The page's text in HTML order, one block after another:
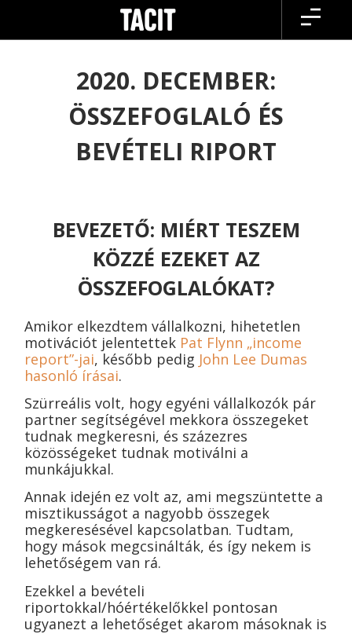
content
2020. DECEMBER:
ÖSSZEFOGLALÓ ÉS
BEVÉTELI RIPORT
BEVEZETŐ: MIÉRT TESZEM
KÖZZÉ EZEKET AZ
ÖSSZEFOGLALÓKAT?
Amikor elkezdtem vállalkozni, hihetetlen
motivációt jelentettek Pat Flynn „income
report”-jai, később pedig John Lee Dumas
hasonló írásai.
Szürreális volt, hogy egyéni vállalkozók pár
partner segítségével mekkora összegeket
tudnak megkeresni, és százezres
közösségeket tudnak motiválni a
munkájukkal.
Annak idején ez volt az, ami megszüntette a
misztikusságot a nagyobb összegek
megkeresésével kapcsolatban. Tudtam,
hogy mások megcsinálták, és így nekem is
lehetőségem van rá.
Ezekkel a bevételi
riportokkal/hóértékelőkkel pontosan
ugyanezt a lehetőséget akarom másoknak is